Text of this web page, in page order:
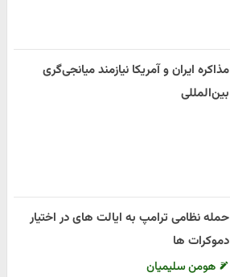
مذاکره ایران و آمریکا نیازمند میانجی‌گری
بین‌المللی
حمله نظامی ترامپ به ایالت های در اختیار
دموکرات ها
هومن سلیمیان